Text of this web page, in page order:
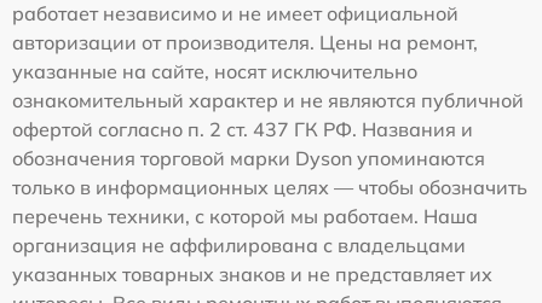
работает независимо и не имеет официальной
авторизации от производителя. Цены на ремонт,
указанные на сайте, носят исключительно
ознакомительный характер и не являются публичной
офертой согласно п. 2 ст. 437 ГК РФ. Названия и
обозначения торговой марки Dyson упоминаются
только в информационных целях — чтобы обозначить
перечень техники, с которой мы работаем. Наша
организация не аффилирована с владельцами
указанных товарных знаков и не представляет их